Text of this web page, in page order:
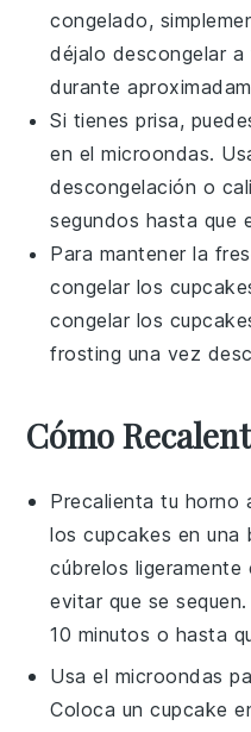
congelado,
déjalo descongelar a
durante
Si tienes prisa,
en el microondas.
descongelación o
segundos hasta que
Para mantener la
congelar los
congelar los
frosting una vez
Cómo
Precalienta tu horno
loscupcakes en una
cúbrelos ligeramente
evitar que se
10 minutos o hasta
Usa el microondas
Coloca uncupcake